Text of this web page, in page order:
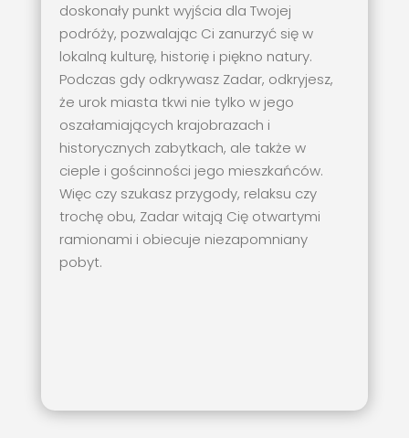
doskonały punkt wyjścia dla Twojej
podróży, pozwalając Ci zanurzyć się w
lokalną kulturę, historię i piękno natury.
Podczas gdy odkrywasz Zadar, odkryjesz,
że urok miasta tkwi nie tylko w jego
oszałamiających krajobrazach i
historycznych zabytkach, ale także w
cieple i gościnności jego mieszkańców.
Więc czy szukasz przygody, relaksu czy
trochę obu, Zadar witają Cię otwartymi
ramionami i obiecuje niezapomniany
pobyt.